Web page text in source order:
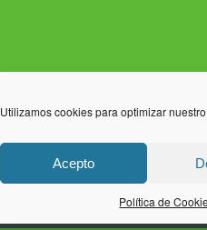
Utilizamos cookies para optimizar
Acepto
Política de
Aviso Legal